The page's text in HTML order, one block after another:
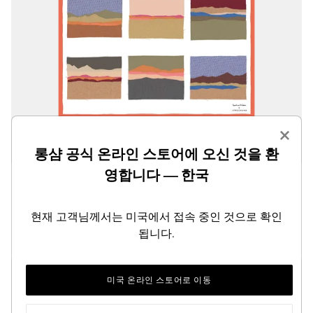
캐롤라인 헬레인 x 롱샴 실크 스카프 70
₩295,000
신제품
×
롱샴 공식 온라인 스토어에 오신 것을 환
영합니다 — 한국
현재 고객님께서는 미국에서 접속 중인 것으로 확인
됩니다.
미국 온라인 스토어로 이동